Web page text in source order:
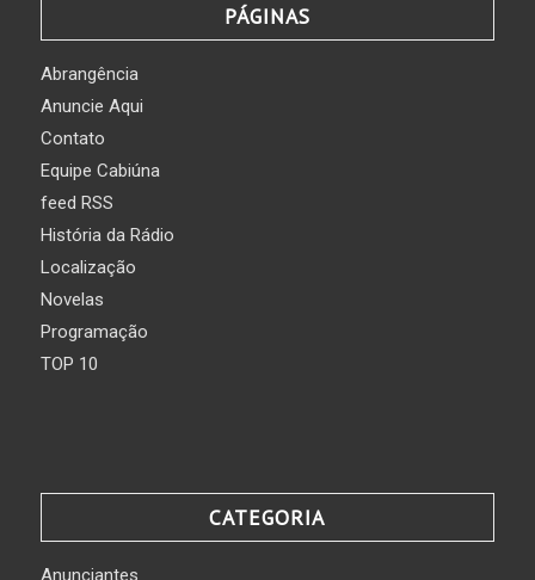
PÁGINAS
Abrangência
Anuncie Aqui
Contato
Equipe Cabiúna
feed RSS
História da Rádio
Localização
Novelas
Programação
TOP 10
CATEGORIA